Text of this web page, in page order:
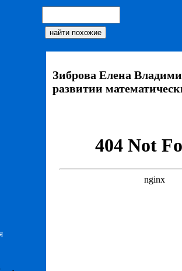
Зиброва Елена
развитии